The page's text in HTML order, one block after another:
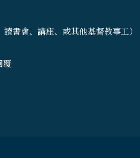
書會、講座、或其他基督教事工）
覆